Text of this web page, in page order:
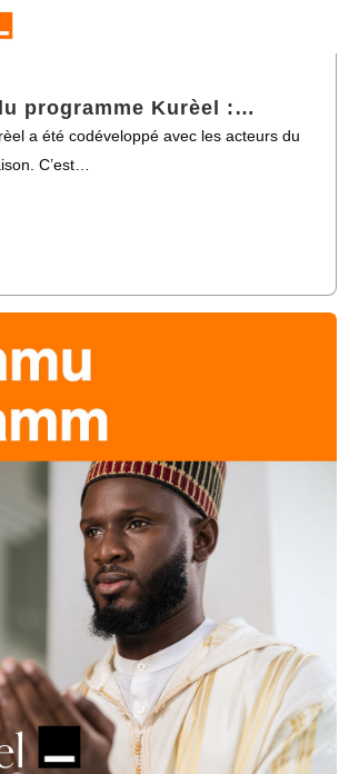
programme Kurèel :…
a été codéveloppé avec les acteurs du
C’est…